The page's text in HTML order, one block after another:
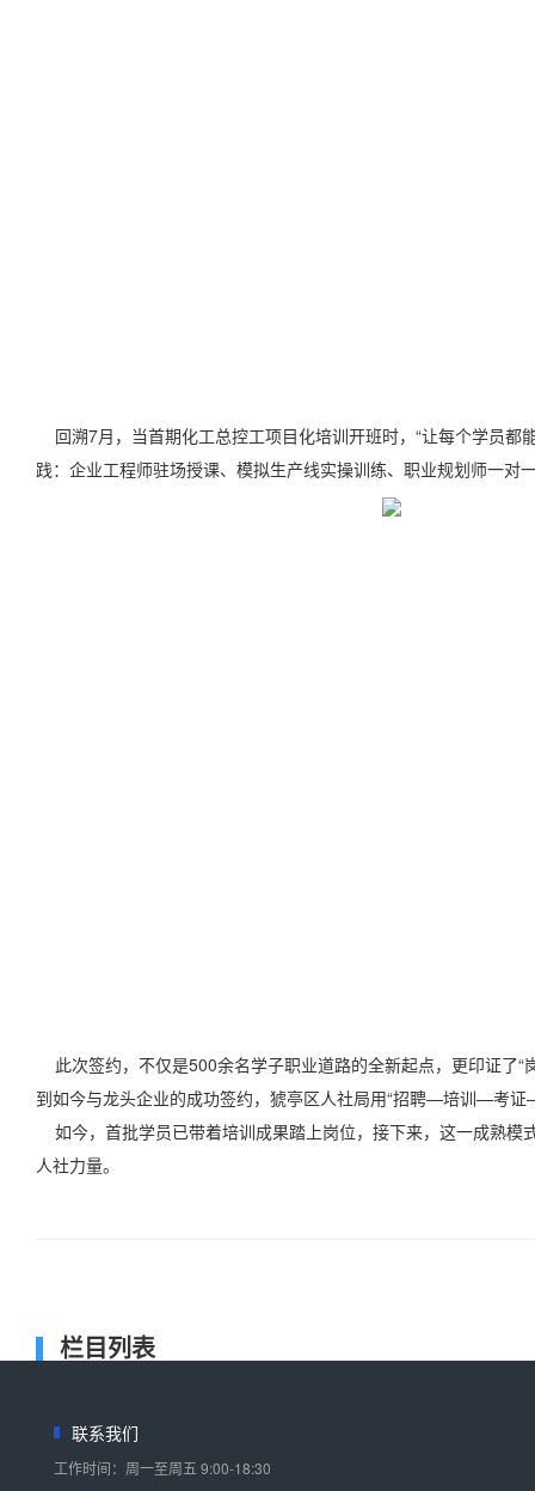
回溯7月，当首期化工总控工项目化培训开班时，“让每个学员都
践：企业工程师驻场授课、模拟生产线实操训练、职业规划师一
此次签约，不仅是500余名学子职业道路的全新起点，更印证了
到如今与龙头企业的成功签约，猇亭区人社局用“招聘—培训—考证
如今，首批学员已带着培训成果踏上岗位，接下来，这一成熟模
人社力量。
栏目列表
联系我们
工作时间：周一至周五 9:00-18:30